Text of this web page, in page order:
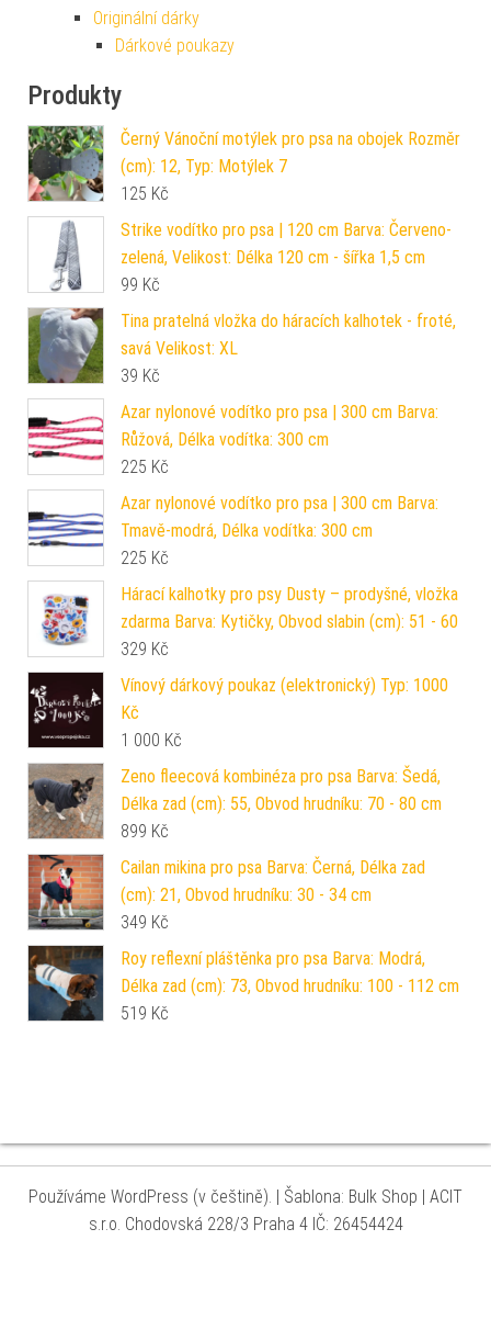
Originální dárky
Dárkové poukazy
Produkty
Černý Vánoční motýlek pro psa na obojek Rozměr
(cm): 12, Typ: Motýlek 7
125 Kč
Strike vodítko pro psa | 120 cm Barva: Červeno-
zelená, Velikost: Délka 120 cm - šířka 1,5 cm
99 Kč
Tina pratelná vložka do háracích kalhotek - froté,
savá Velikost: XL
39 Kč
Azar nylonové vodítko pro psa | 300 cm Barva:
Růžová, Délka vodítka: 300 cm
225 Kč
Azar nylonové vodítko pro psa | 300 cm Barva:
Tmavě-modrá, Délka vodítka: 300 cm
225 Kč
Hárací kalhotky pro psy Dusty – prodyšné, vložka
zdarma Barva: Kytičky, Obvod slabin (cm): 51 - 60
329 Kč
Vínový dárkový poukaz (elektronický) Typ: 1000
Kč
1 000 Kč
Zeno fleecová kombinéza pro psa Barva: Šedá,
Délka zad (cm): 55, Obvod hrudníku: 70 - 80 cm
899 Kč
Cailan mikina pro psa Barva: Černá, Délka zad
(cm): 21, Obvod hrudníku: 30 - 34 cm
349 Kč
Roy reflexní pláštěnka pro psa Barva: Modrá,
Délka zad (cm): 73, Obvod hrudníku: 100 - 112 cm
519 Kč
Používáme WordPress (v češtině). Šablona: Bulk Shop
| ACIT
s.r.o. Chodovská 228/3 Praha 4 IČ: 26454424